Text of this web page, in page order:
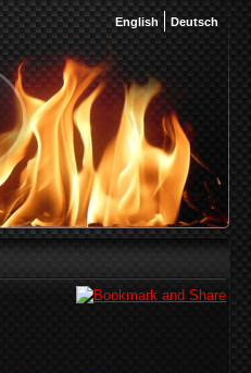
English Deutsch